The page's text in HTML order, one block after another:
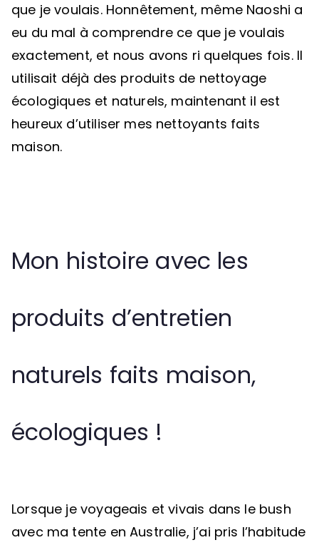
que je voulais. Honnêtement, même Naoshi a
eu du mal à comprendre ce que je voulais
exactement, et nous avons ri quelques fois. Il
utilisait déjà des produits de nettoyage
écologiques et naturels, maintenant il est
heureux d’utiliser mes nettoyants faits
maison.
Mon histoire avec les
produits d’entretien
naturels faits maison,
écologiques !
Lorsque je voyageais et vivais dans le bush
avec ma tente en Australie, j’ai pris l’habitude